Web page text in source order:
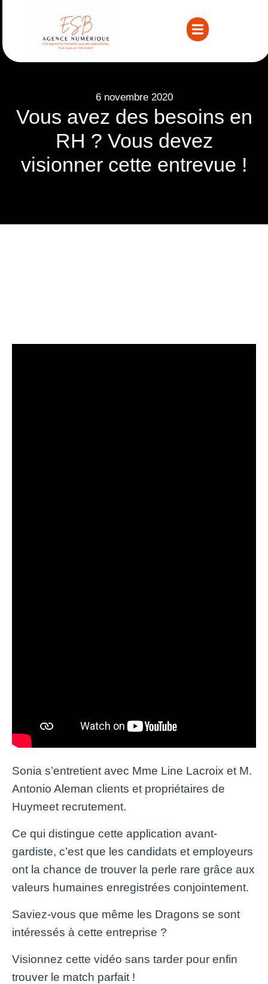
6 novembre 2020
Vous avez des besoins en
RH ? Vous devez
visionner cette entrevue !
Sonia s’entretient avec Mme Line Lacroix et M.
Antonio Aleman clients et propriétaires de
Huymeet recrutement.
Ce qui distingue cette application avant-
gardiste, c’est que les candidats et employeurs
ont la chance de trouver la perle rare grâce aux
valeurs humaines enregistrées conjointement.
Saviez-vous que même les Dragons se sont
intéressés à cette entreprise ?
Visionnez cette vidéo sans tarder pour enfin
trouver le match parfait !